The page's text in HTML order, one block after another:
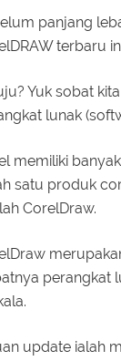
panjang
terbaru
Yuk sobat
lunak
memiliki
satu produk
CorelDraw.
perangkat
update ialah